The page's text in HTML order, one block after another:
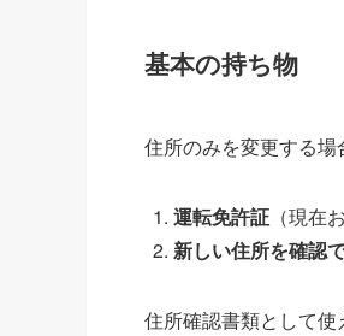
基本の持ち物
住所のみを変更する場
運転免許証 （現在
新しい住所を確認
住所確認書類として使